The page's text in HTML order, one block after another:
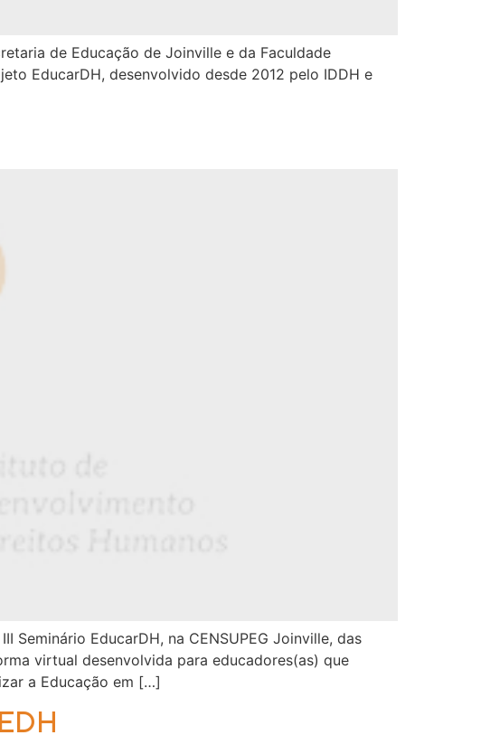
de Educação de Joinville e da Faculdade
EducarDH, desenvolvido desde 2012 pelo IDDH e
Seminário EducarDH, na CENSUPEG Joinville, das
virtual desenvolvida para educadores(as) que
a Educação em […]